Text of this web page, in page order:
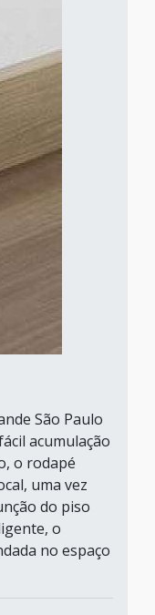
São Paulo
acumulação
o rodapé
uma vez
do piso
o
no espaço